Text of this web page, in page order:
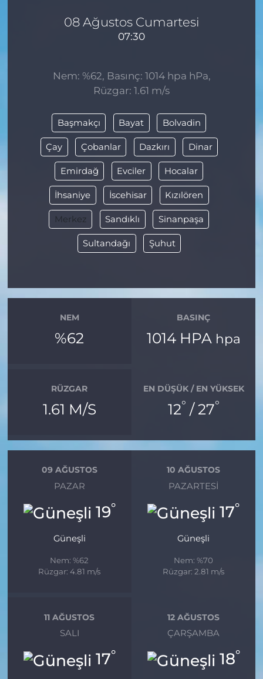
08 Ağustos Cumartesi
07:30
Nem: %62, Basınç: 1014 hpa hPa,
Rüzgar: 1.61 m/s
Başmakçı Bayat Bolvadin
Çay Çobanlar Dazkırı Dinar
Emirdağ Evciler Hocalar
İhsaniye İscehisar Kızılören
Merkez Sandıklı Sinanpaşa
Sultandağı Şuhut
NEM
%62
BASINÇ
1014 HPA hpa
RÜZGAR
1.61 M/S
EN DÜŞÜK / EN YÜKSEK
12° / 27°
09 AĞUSTOS
PAZAR
19°
Güneşli
Nem: %62
Rüzgar: 4.81 m/s
10 AĞUSTOS
PAZARTESI
17°
Güneşli
Nem: %70
Rüzgar: 2.81 m/s
11 AĞUSTOS
SALI
17°
12 AĞUSTOS
ÇARŞAMBA
18°